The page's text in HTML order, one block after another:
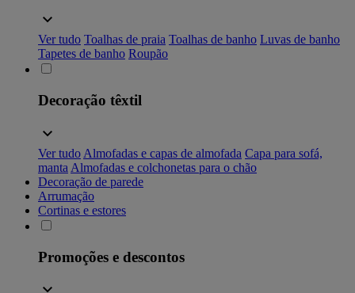
Ver tudo Toalhas de praia Toalhas de banho Luvas de banho
Tapetes de banho Roupão
Decoração têxtil
Ver tudo Almofadas e capas de almofada Capa para sofá,
manta Almofadas e colchonetas para o chão
Decoração de parede
Arrumação
Cortinas e estores
Promoções e descontos